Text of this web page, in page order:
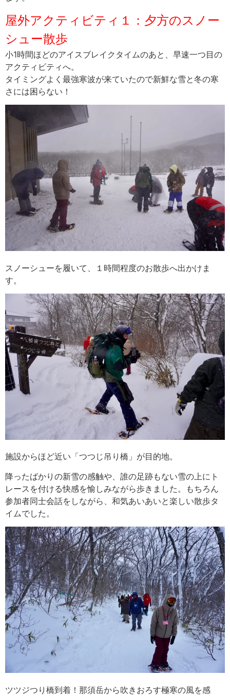
屋外アクティビティ１：夕方のスノー
シュー散歩
小1時間ほどのアイスブレイクタイムのあと、早速一つ目の
アクティビティへ。
タイミングよく最強寒波が来ていたので新鮮な雪と冬の寒
さには困らない！
スノーシューを履いて、１時間程度のお散歩へ出かけま
す。
施設からほど近い「つつじ吊り橋」が目的地。
降ったばかりの新雪の感触や、誰の足跡もない雪の上にト
レースを付ける快感を愉しみながら歩きました。もちろん
参加者同士会話をしながら、和気あいあいと楽しい散歩タ
イムでした。
ツツジつり橋到着！那須岳から吹きおろす極寒の風を感